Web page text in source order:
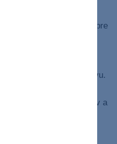
bohatší a chutnejší.
je navyše základom i pre
prevažne rastlinnú stravu.
celozrnné
bielkovín a tiež tukov a